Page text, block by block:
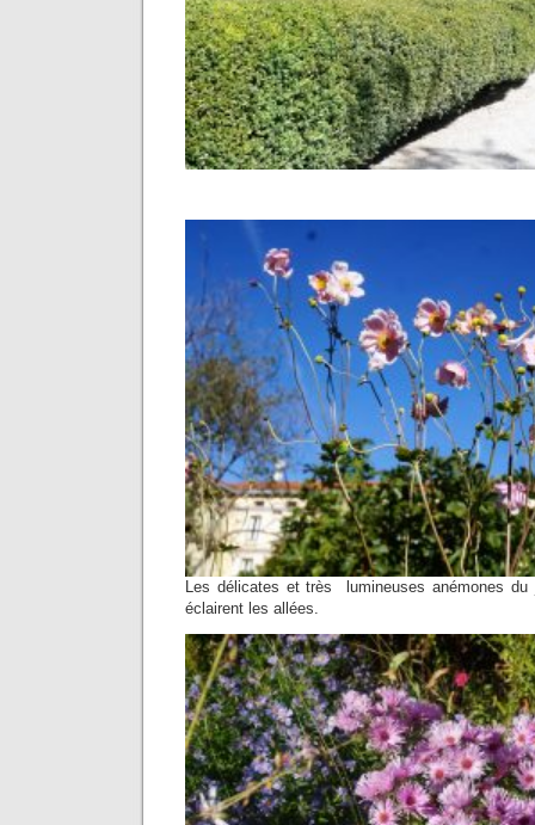
Les délicates et très lumineuses anémones du
éclairent les allées.